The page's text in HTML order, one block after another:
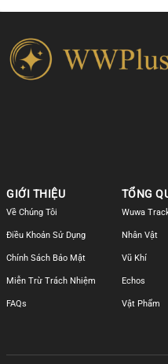
GIỚI THIỆU
Về Chúng Tôi
Điều Khoản Sử Dụng
Chính Sách Bảo Mật
Miễn Trừ Trách Nhiệm
FAQs
TỔNG
Wuwa
Nhân Vật
Vũ Khí
Echos
Vật Phẩm